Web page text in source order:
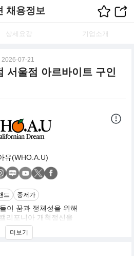
채용정보
상세요강 기업소개
2026-07-21
서울점 아르바이트 구인
유(WHO.A.U)
드 중저가
이 꿈과 정체성을 위해
리포니아 개척정신을
더보기